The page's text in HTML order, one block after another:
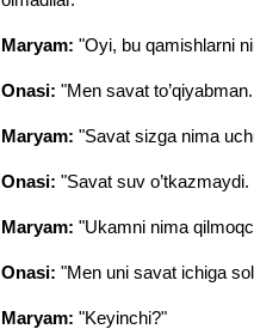
Maryam: "Oyi, bu qamishlarni
Onasi: "Men savat
Maryam: "Savat sizga nima
Onasi: "Savat suv
Maryam: "Ukamni nima
Onasi: "Men uni savat ichiga
Maryam: "Keyinchi?"